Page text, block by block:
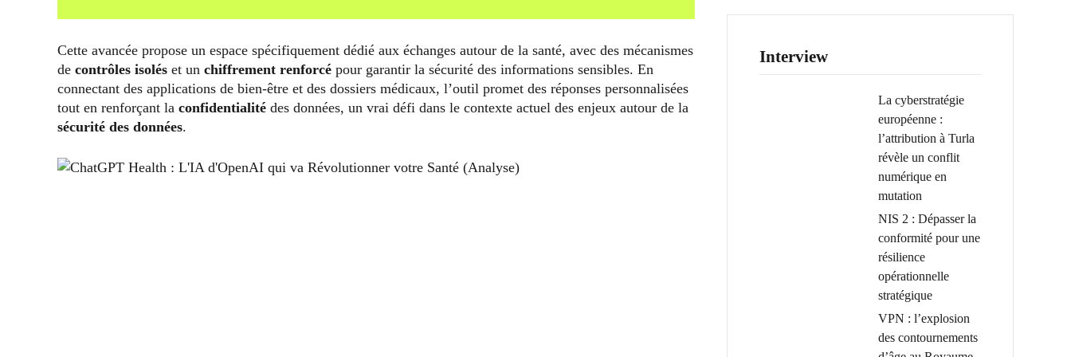
Cette avancée propose un espace spécifiquement dédié aux échanges autour de la santé, avec des mécanismes
de contrôles isolés et un chiffrement renforcé pour garantir la sécurité des informations sensibles. En
connectant des applications de bien-être et des dossiers médicaux, l’outil promet des réponses personnalisées
tout en renforçant la confidentialité des données, un vrai défi dans le contexte actuel des enjeux autour de la
sécurité des données.
Interview
La cyberstratégie
européenne :
l’attribution à Turla
révèle un conflit
numérique en
mutation
NIS 2 : Dépasser la
conformité pour une
résilience
opérationnelle
stratégique
VPN : l’explosion
des contournements